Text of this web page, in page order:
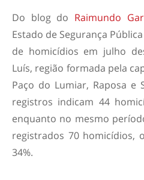
Do blog do Raimundo
Estado de Segurança
de homicídios em julho
Luís, região formada pela
Paço do Lumiar, Raposa e
registros indicam 44
enquanto no mesmo
registrados 70 homicídios,
34%.